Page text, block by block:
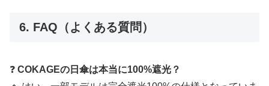
6. FAQ（よくある質問）
❓ COKAGEの日傘は本当に100%遮光？